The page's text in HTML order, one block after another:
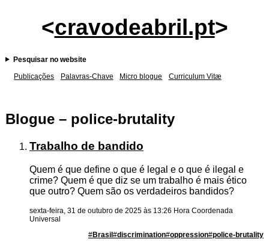
<cravodeabril.pt>
Pesquisar no website
Publicações Palavras-Chave Micro blogue Curriculum Vitæ
Blogue – police-brutality
Trabalho de bandido
Quem é que define o que é legal e o que é ilegal e
crime? Quem é que diz se um trabalho é mais ético
que outro? Quem são os verdadeiros bandidos?
sexta-feira, 31 de outubro de 2025 às 13:26 Hora Coordenada
Universal
#Brasil#discrimination#oppression#police-brutality